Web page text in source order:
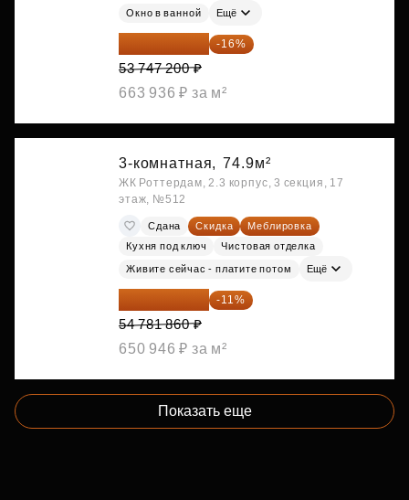
Окно в ванной Ещё
45 147 648 ₽ -16%
53 747 200 ₽
663 936 ₽ за м²
3-комнатная, 74.9м²
ЖК Роттердам, 2.3 корпус, 3 секция, 17
этаж, №512
Сдана Скидка
Меблировка
Кухня под ключ
Чистовая отделка
Живите сейчас - платите потом Ещё
48 755 855 ₽ -11%
54 781 860 ₽
650 946 ₽ за м²
Показать еще